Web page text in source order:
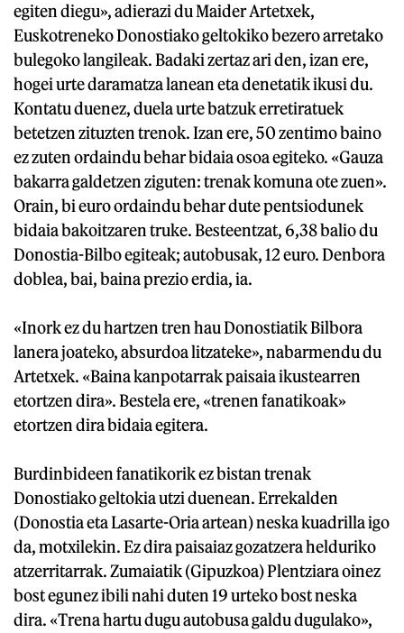
egiten diegu», adierazi du Maider Artetxek,
Euskotreneko Donostiako geltokiko bezero arretako
bulegoko langileak. Badaki zertaz ari den, izan ere,
hogei urte daramatza lanean eta denetatik ikusi du.
Kontatu duenez, duela urte batzuk erretiratuek
betetzen zituzten trenok. Izan ere, 50 zentimo baino
ez zuten ordaindu behar bidaia osoa egiteko. «Gauza
bakarra galdetzen ziguten: trenak komuna ote zuen».
Orain, bi euro ordaindu behar dute pentsiodunek
bidaia bakoitzaren truke. Besteentzat, 6,38 balio du
Donostia-Bilbo egiteak; autobusak, 12 euro. Denbora
doblea, bai, baina prezio erdia, ia.
«Inork ez du hartzen tren hau Donostiatik Bilbora
lanera joateko, absurdoa litzateke», nabarmendu du
Artetxek. «Baina kanpotarrak paisaia ikustearren
etortzen dira». Bestela ere, «trenen fanatikoak»
etortzen dira bidaia egitera.
Burdinbideen fanatikorik ez bistan trenak
Donostiako geltokia utzi duenean. Errekalden
(Donostia eta Lasarte-Oria artean) neska kuadrilla igo
da, motxilekin. Ez dira paisaiaz gozatzera helduriko
atzerritarrak. Zumaiatik (Gipuzkoa) Plentziara oinez
bost egunez ibili nahi duten 19 urteko bost neska
dira. «Trena hartu dugu autobusa galdu dugulako»,